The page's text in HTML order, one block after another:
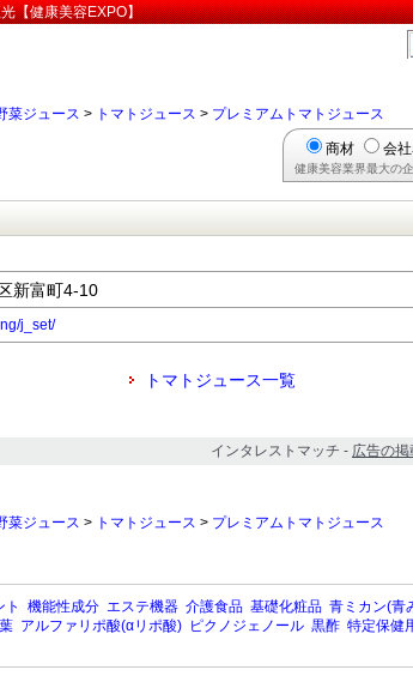
【健康美容EXPO】
菜ジュース > トマトジュース > プレミアムトマトジュース
商材 会社
健康美容業界最大の
新富町4-10
j_set/
トマトジュース一覧
インタレストマッチ - 広告の
菜ジュース > トマトジュース > プレミアムトマトジュース
ト 機能性成分 エステ機器 介護食品 基礎化粧品 青ミカン(青
アルファリポ酸(αリポ酸) ピクノジェノール 黒酢 特定保健